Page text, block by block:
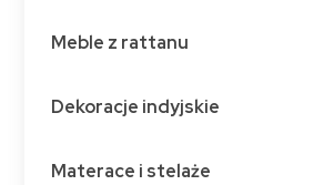
Meble z rattanu
Dekoracje indyjskie
Materace i stelaże